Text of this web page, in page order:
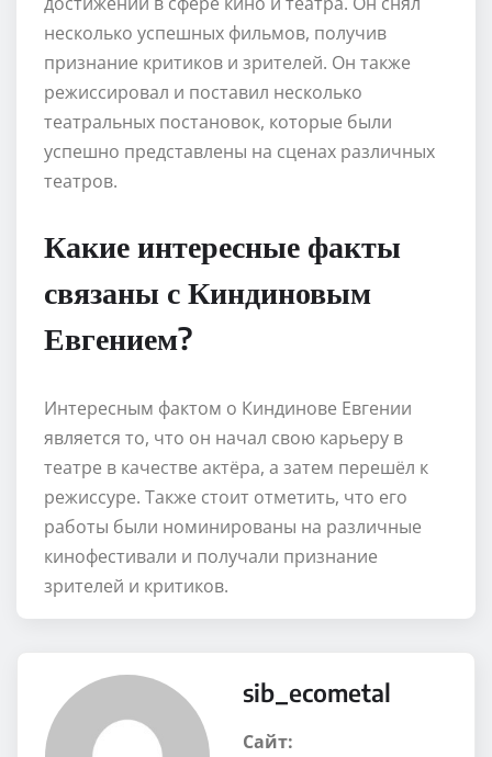
несколько успешных фильмов, получив
признание критиков и зрителей. Он также
режиссировал и поставил несколько
театральных постановок, которые были
успешно представлены на сценах различных
театров.
Какие интересные факты
связаны с Киндиновым
Евгением?
Интересным фактом о Киндинове Евгении
является то, что он начал свою карьеру в
театре в качестве актёра, а затем перешёл к
режиссуре. Также стоит отметить, что его
работы были номинированы на различные
кинофестивали и получали признание
зрителей и критиков.
sib_ecometal
Сайт: